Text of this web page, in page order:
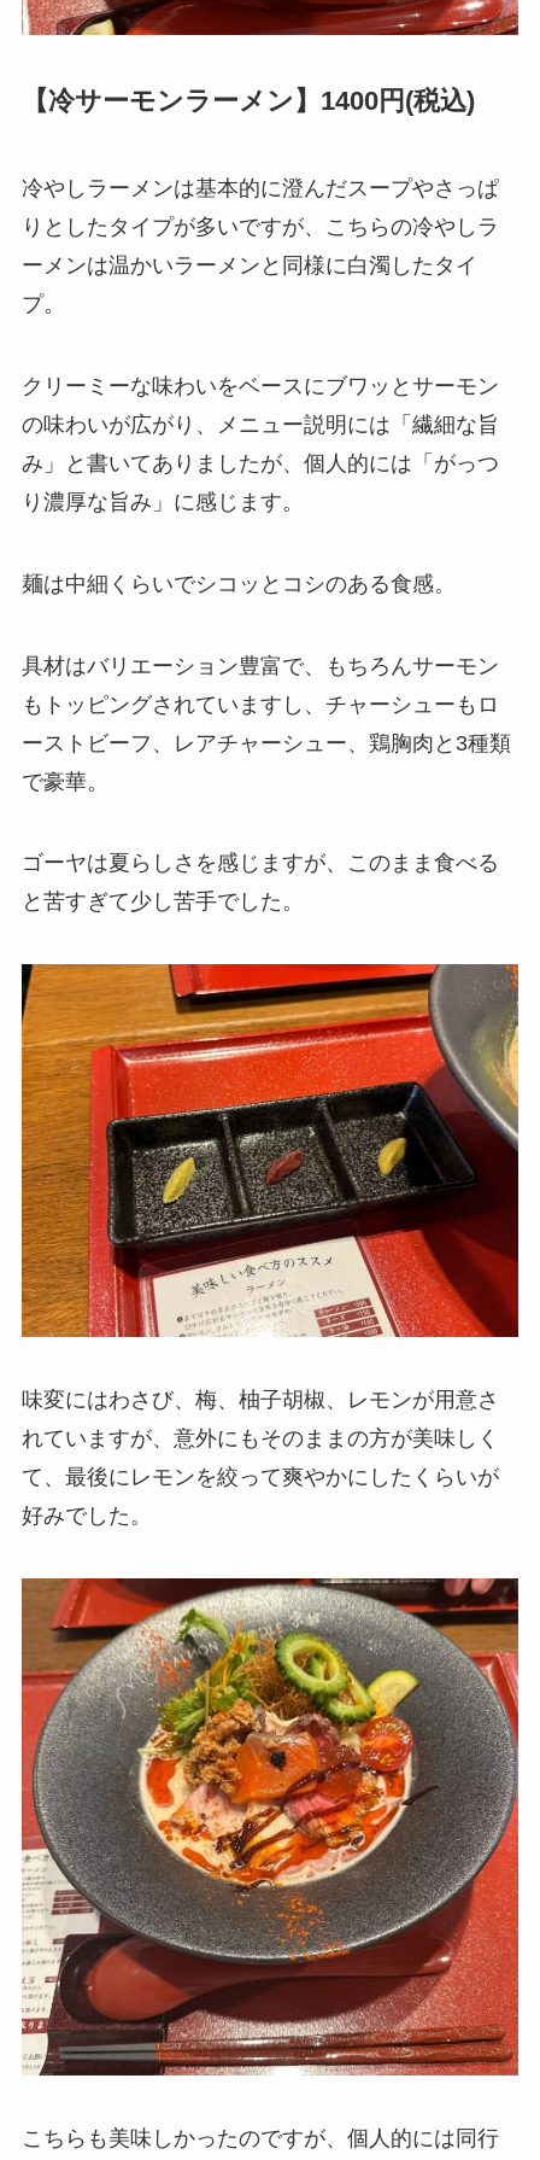
【冷サーモンラーメン】1400円(税込)
冷やしラーメンは基本的に澄んだスープやさっぱ
りとしたタイプが多いですが、こちらの冷やしラ
ーメンは温かいラーメンと同様に白濁したタイ
プ。
クリーミーな味わいをベースにブワッとサーモン
の味わいが広がり、メニュー説明には「繊細な旨
み」と書いてありましたが、個人的には「がっつ
り濃厚な旨み」に感じます。
麺は中細くらいでシコッとコシのある食感。
具材はバリエーション豊富で、もちろんサーモン
もトッピングされていますし、チャーシューもロ
ーストビーフ、レアチャーシュー、鶏胸肉と3種類
で豪華。
ゴーヤは夏らしさを感じますが、このまま食べる
と苦すぎて少し苦手でした。
味変にはわさび、梅、柚子胡椒、レモンが用意さ
れていますが、意外にもそのままの方が美味しく
て、最後にレモンを絞って爽やかにしたくらいが
好みでした。
こちらも美味しかったのですが、個人的には同行